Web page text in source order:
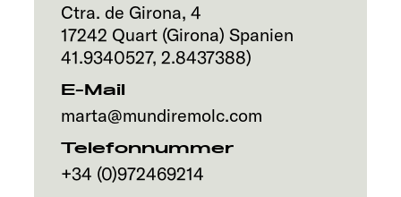
Ctra. de Girona, 4
17242 Quart (Girona) Spanien
41.9340527, 2.8437388)
E-Mail
marta@mundiremolc.com
Telefonnummer
+34 (0)972469214